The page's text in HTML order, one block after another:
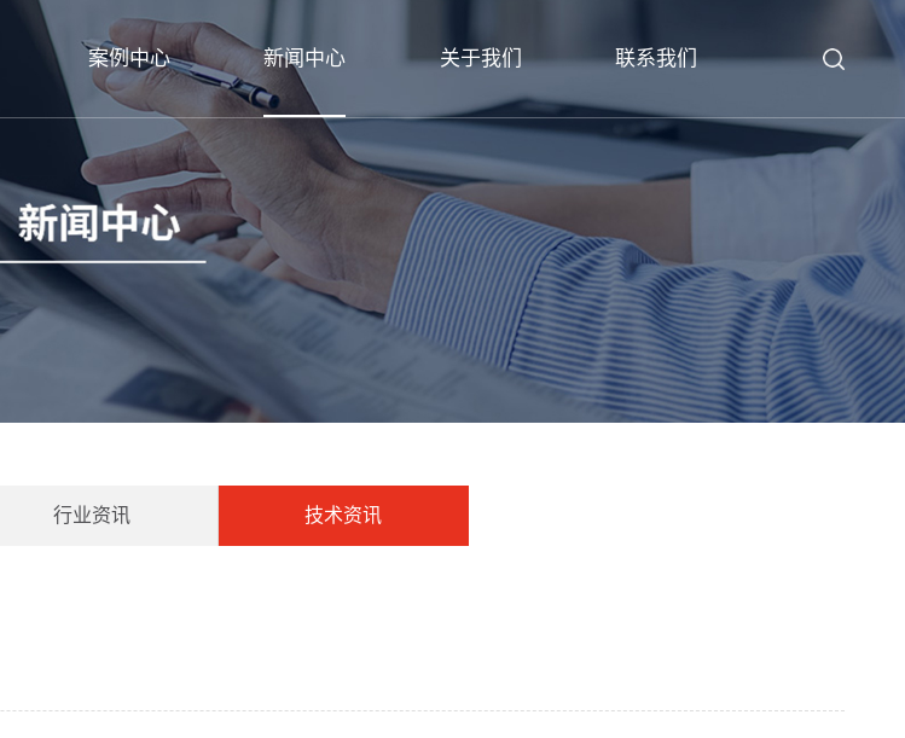
案例中心 新闻中心 关于我们 联系我们
行业资讯 技术资讯